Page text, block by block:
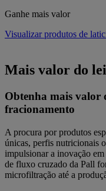
Ganhe mais valor
Visualizar produtos de
Mais valor do
Obtenha mais valor
fracionamento
A procura por produtos
únicas, perfis nutricionais
impulsionar a inovação
de fluxo cruzado da Pall
microfiltração até a